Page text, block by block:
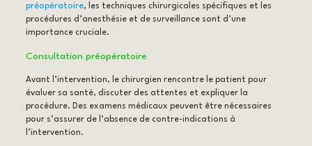
préopératoire, les techniques chirurgicales spécifiques et les
procédures d’anesthésie et de surveillance sont d’une
importance cruciale.
Consultation préopératoire
Avant l’intervention, le chirurgien rencontre le patient pour
évaluer sa santé, discuter des attentes et expliquer la
procédure. Des examens médicaux peuvent être nécessaires
pour s’assurer de l’absence de contre-indications à
l’intervention.